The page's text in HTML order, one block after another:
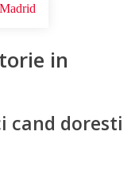
in
cand doresti